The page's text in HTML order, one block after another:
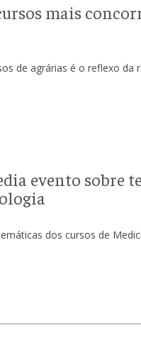
mais
de agrárias é o reflexo da
evento sobre
dos cursos de